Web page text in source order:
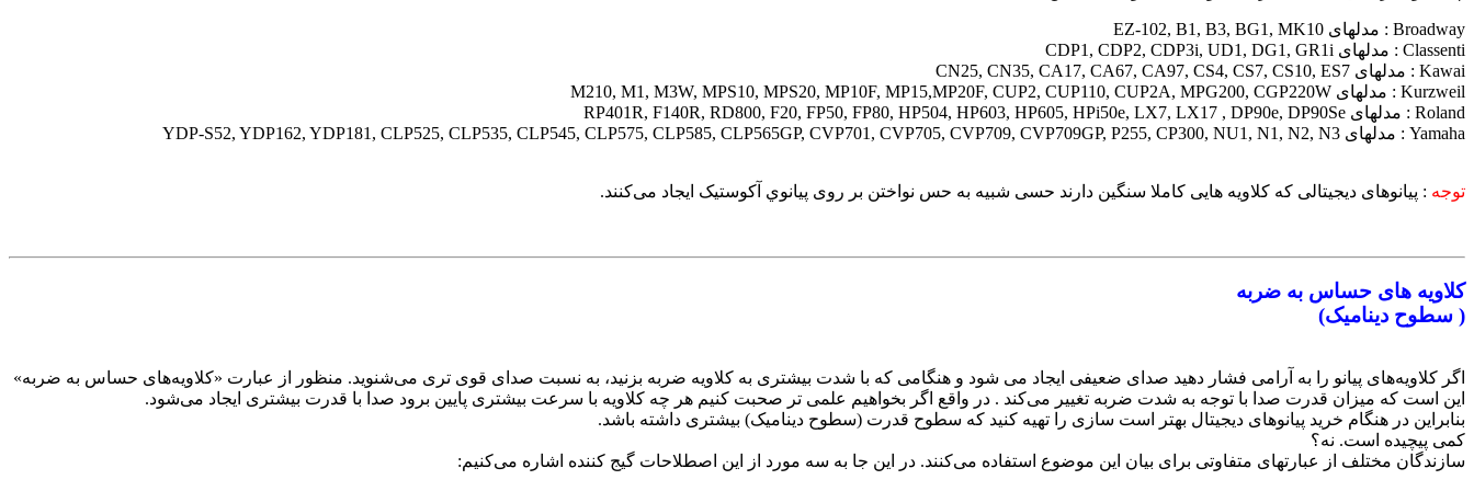
Broadway : مدلهای EZ-102, B1, B3, BG1, MK10
Classenti : مدلهای CDP1, CDP2, CDP3i, UD1, DG1, GR1i
Kawai : مدلهای CN25, CN35, CA17, CA67, CA97, CS4, CS7, CS10, ES7
Kurzweil : مدلهای M210, M1, M3W, MPS10, MPS20, MP10F, MP15,MP20F, CUP2, CUP110, CUP2A, MPG200, CGP220W
Roland : مدلهای RP401R, F140R, RD800, F20, FP50, FP80, HP504, HP603, HP605, HPi50e, LX7, LX17 , DP90e, DP90Se
Yamaha : مدلهای YDP-S52, YDP162, YDP181, CLP525, CLP535, CLP545, CLP575, CLP585, CLP565GP, CVP701, CVP705, CVP709, CVP709GP, P255, CP300, NU1, N1, N2, N3
توجه :‌ پیانوهای دیجیتالی که کلاویه هایی کاملا سنگین دارند حسی شبیه به حس نواختن بر روی پیانوي آکوستیک ایجاد می‌کنند.
کلاویه های حساس به ضربه
(‌ سطوح دینامیک)
اگر کلاویه‌های پیانو را به آرامی فشار ‌دهید صدای ضعیفی ایجاد می شود و هنگامی که با شدت بیشتری به کلاویه ضربه بزنید، به نسبت صدای قوی تری می‌شنوید. منظور از عبارت «کلاویه‌های حساس به ضربه»‌
این است که میزان قدرت صدا با توجه به شدت ضربه تغییر می‌کند . در واقع اگر بخواهیم علمی تر صحبت کنیم هر چه کلاویه با سرعت بیشتری پایین برود صدا با قدرت بیشتری ایجاد می‌شود.
بنابراین در هنگام خرید پیانوهای دیجیتال بهتر است سازی را تهیه کنید که سطوح قدرت (سطوح دینامیک) بیشتری داشته باشد.
کمی پیچیده است. نه؟
سازندگان مختلف از عبارتهای متفاوتی برای بیان این موضوع استفاده می‌کنند. در این جا به سه مورد از این اصطلاحات گیج کننده اشاره می‌کنیم: